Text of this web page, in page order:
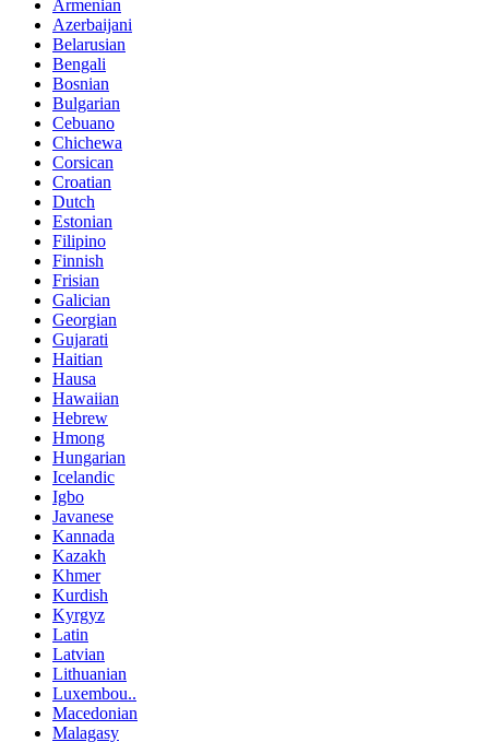
Armenian
Azerbaijani
Belarusian
Bengali
Bosnian
Bulgarian
Cebuano
Chichewa
Corsican
Croatian
Dutch
Estonian
Filipino
Finnish
Frisian
Galician
Georgian
Gujarati
Haitian
Hausa
Hawaiian
Hebrew
Hmong
Hungarian
Icelandic
Igbo
Javanese
Kannada
Kazakh
Khmer
Kurdish
Kyrgyz
Latin
Latvian
Lithuanian
Luxembou..
Macedonian
Malagasy